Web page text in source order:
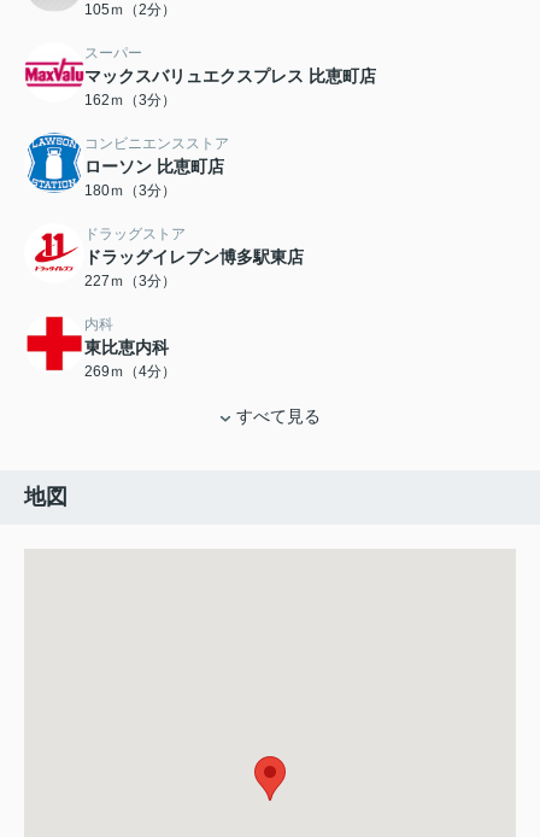
105ｍ（2分）
スーパー
マックスバリュエクスプレス 比恵町店
162ｍ（3分）
コンビニエンスストア
ローソン 比恵町店
180ｍ（3分）
ドラッグストア
ドラッグイレブン博多駅東店
227ｍ（3分）
内科
東比恵内科
269ｍ（4分）
すべて見る
地図